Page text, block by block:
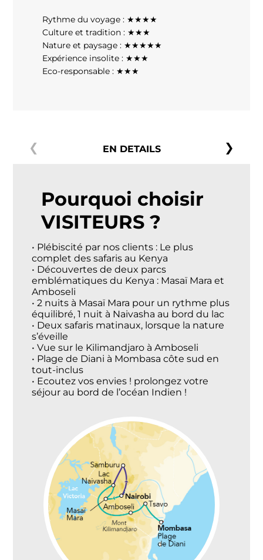
Rythme du voyage : ★★★★
Culture et tradition : ★★★
Nature et paysage : ★★★★★
Expérience insolite : ★★★
Eco-responsable : ★★★
EN DETAILS
Pourquoi choisir
VISITEURS ?
• Plébiscité par nos clients : Le plus
complet des safaris au Kenya
• Découvertes de deux parcs
emblématiques du Kenya : Masaï Mara et
Amboseli
• 2 nuits à Masaï Mara pour un rythme plus
équilibré, 1 nuit à Naivasha au bord du lac
• Deux safaris matinaux, lorsque la nature
s’éveille
• Vue sur le Kilimandjaro à Amboseli
• Plage de Diani à Mombasa côte sud en
tout-inclus
• Ecoutez vos envies ! prolongez votre
séjour au bord de l’océan Indien !